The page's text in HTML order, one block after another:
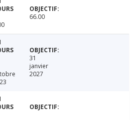
66.00
31
janvier
2027